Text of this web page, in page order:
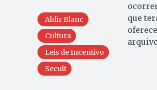
Aldir Blanc
Cultura
Leis de Incentivo
Secult
que